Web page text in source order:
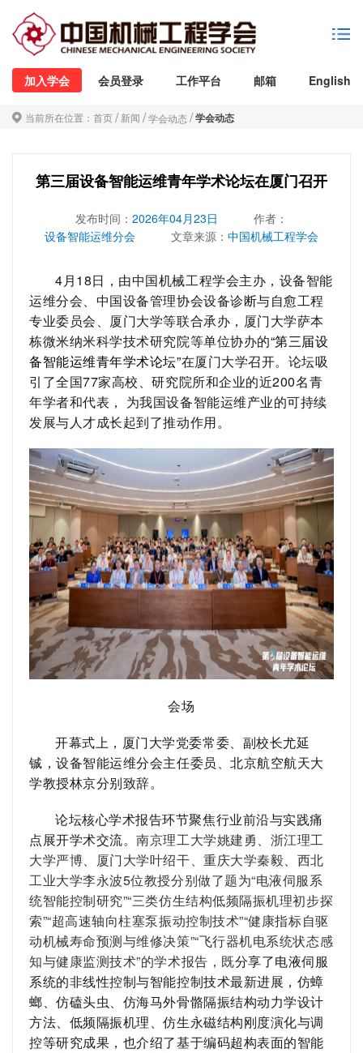
加入学会 会员登录 工作平台 邮箱 English
当前所在位置： 首页/ 新闻 /学会动态 /学会动态
第三届设备智能运维青年学术论坛在厦门召开
发布时间： 2026年04月23日
作者：
设备智能运维分会
文章来源： 中国机械工程学会
4月18日，由中国机械工程学会主办，设备智能
运维分会、中国设备管理协会设备诊断与自愈工程
专业委员会、厦门大学等联合承办，厦门大学萨本
栋微米纳米科学技术研究院等单位协办的“第三届设
备智能运维青年学术论坛”在厦门大学召开。论坛吸
引了全国77家高校、研究院所和企业的近200名青
年学者和代表， 为我国设备智能运维产业的可持续
发展与人才成长起到了推动作用。
会场
开幕式上 ，厦门大学党委常委、副校长尤延
铖，设备智能运维分会主任委员、北京航空航天大
学教授林京分别致辞。
论坛核心学术报告环节聚焦行业前沿与实践痛
点展开学术交流。南京理工大学姚建勇、浙江理工
大学严博、厦门大学叶绍干、重庆大学秦毅、西北
工业大学李永波5位教授分别做了题为“电液伺服系
统智能控制研究”“三类仿生结构低频隔振机理初步探
索”“超高速轴向柱塞泵振动控制技术”“健康指标自驱
动机械寿命预测与维修决策”“飞行器机电系统状态感
知与健康监测技术”的学术报告 ，既分享了电液伺服
系统的非线性控制与智能控制技术最新进展，仿蟑
螂、仿磕头虫、 仿海马外骨骼隔振结构动力学设计
方法、低频隔振机理、仿生永磁结构刚度演化与调
控等研究成果 ，也介绍了基于编码超构表面的智能